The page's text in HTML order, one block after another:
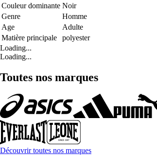
Couleur dominante Noir
Genre
Homme
Age
Adulte
Matière principale
polyester
Loading...
Loading...
Toutes nos marques
Découvrir toutes nos marques